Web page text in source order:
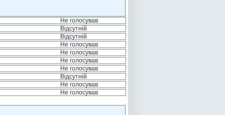
Не голосував
Відсутній
Відсутній
Не голосував
Не голосував
Не голосував
Не голосував
Відсутній
Не голосував
Не голосував